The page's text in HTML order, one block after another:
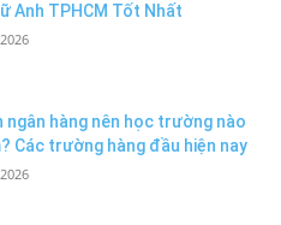
Anh TPHCM Tốt Nhất
ngân hàng nên học trường nào
Các trường hàng đầu hiện nay